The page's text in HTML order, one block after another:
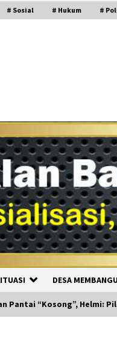
# Sosial # Hukum #
DESA
Pantai “Kosong”, Helmi: